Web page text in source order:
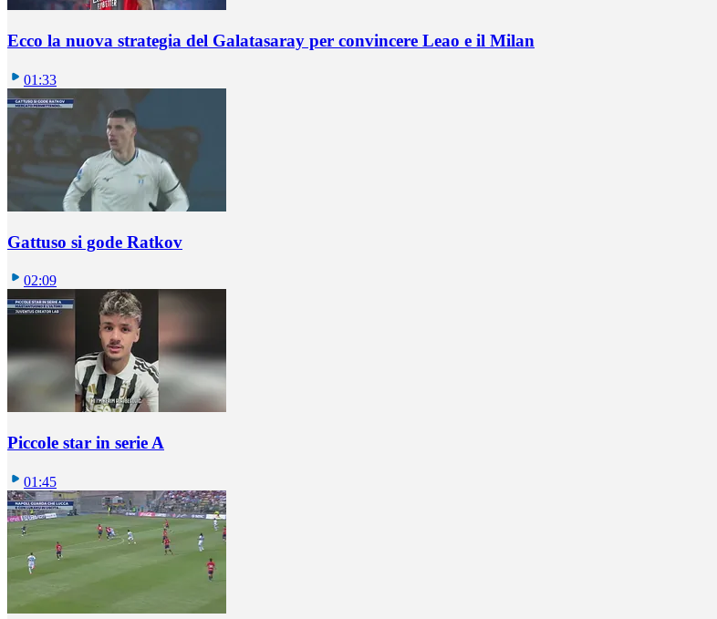
Ecco la nuova strategia del Galatasaray per convincere Leao e il Milan
01:33
Gattuso si gode Ratkov
02:09
Piccole star in serie A
01:45